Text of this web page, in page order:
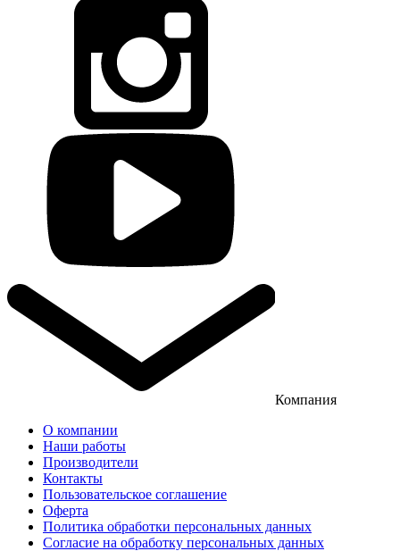
Компания
О компании
Наши работы
Производители
Контакты
Пользовательское соглашение
Оферта
Политика обработки персональных данных
Согласие на обработку персональных данных